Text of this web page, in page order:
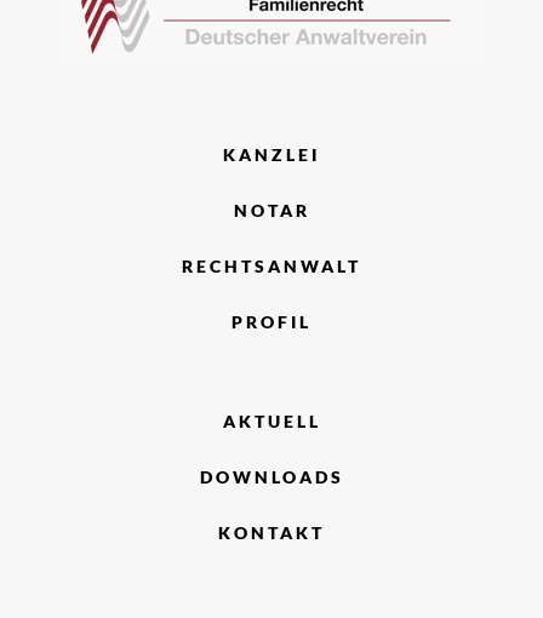
KANZLEI
NOTAR
RECHTSANWALT
PROFIL
AKTUELL
DOWNLOADS
KONTAKT